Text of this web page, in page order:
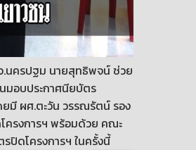
.นครปฐม นายสุทธิพจน์ ช่วย
มอบประกาศนียบัตร
ยมี ผศ.ตะวัน วรรณรัตน์ รอง
รงการฯ พร้อมด้วย คณะ
ปิดโครงการฯ ในครั้งนี้